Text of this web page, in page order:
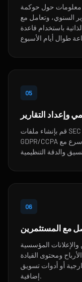
معلومات حول حوكمة
السنوي، وتعامل مع
باستخدام قاعدة
05
وإعداد التقارير
قم بإنشاء ملفات SEC ووثائق SOX وحزم التحضير للتدقيق وتقارير
GDPR/CCPA ومراجعات الامتثال الداخلية بشكل أسرع مع
06
مع المستثمرين
والإعلانات المؤسسية
ومحتوى القيادة
أو أدوات تسويق
إضافية.